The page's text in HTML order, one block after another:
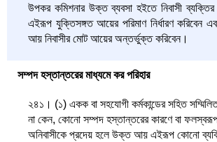
উপকর কমিশনার উক্ত ব্যবসা হইতে নিবাসী
এইরূপ যুক্তিসঙ্গত আয়ের পরিমাণ নির্ধারণ করিবেন
আয় নিবাসীর মোট আয়ের অন্তর্ভুক্ত করিবেন।
সম্পদ হস্তান্তরের মাধ্যমে কর পরিহার
২৪১। (১) একক বা সহযোগী কর্মকান্ডের সহিত
না কেন, কোনো সম্পদ হস্তান্তরের কারণে বা
অনিবাসীকে প্রদেয় হলে উক্ত আয় এইরূপ কোনো